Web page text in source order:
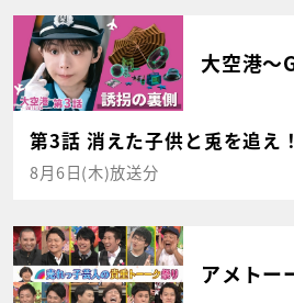
大空港～
第3話 消えた子供と兎を追え！
8月6日(木)放送分
アメトー